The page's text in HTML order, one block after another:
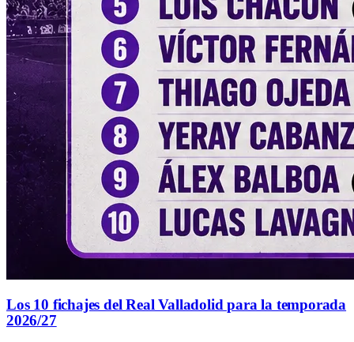
Los 10 fichajes del Real Valladolid para la temporada
2026/27